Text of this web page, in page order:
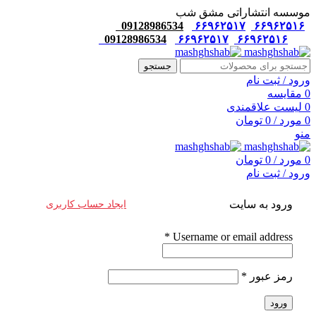
موسسه انتشاراتی مشق شب
۶۶۹۶۲۵۱۶
۶۶۹۶۲۵۱۷
09128986534
۶۶۹۶۲۵۱۶
۶۶۹۶۲۵۱۷ 09128986534
جستجو
ورود / ثبت نام
0 مقایسه
0 لیست علاقمندی
0 مورد /
0 تومان
منو
0 مورد /
0 تومان
ورود / ثبت نام
ورود به سایت ایجاد حساب کاربری
Username or email address
*
رمز عبور *
ورود